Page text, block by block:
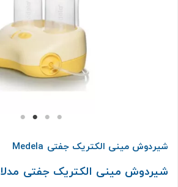
شیردوش مینی الکتریک جفتی Medela
شیردوش مینی الکتریک جفتی مدلا